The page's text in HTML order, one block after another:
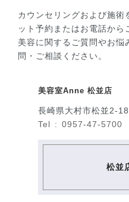
カウンセリングおよび施術
ット予約またはお電話から
美容に関するご質問やお悩
問・ご相談ください。
美容室Anne 松並店
長崎県大村市松並2-
Tel : 0957-47-5700
松並